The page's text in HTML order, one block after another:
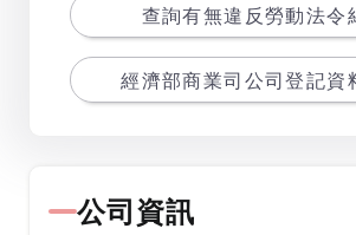
查詢有無違反勞動法令
經濟部商業司公司登記資
公司資訊